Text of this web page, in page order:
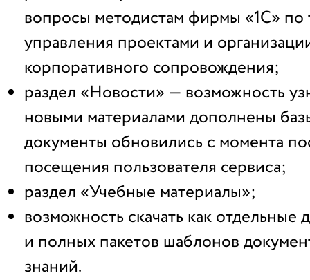
вопросы методистам фирмы «1С» по
управления проектами и
корпоративного сопровождения;
раздел «Новости» — возможность
новыми материалами дополнены
документы обновились с момента
посещения пользователя сервиса;
раздел «Учебные материалы»;
возможность скачать как отдельные
и полных пакетов шаблонов
знаний.